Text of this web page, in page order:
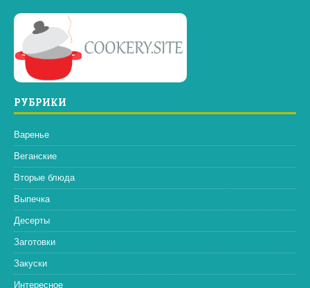
РУБРИКИ
Варенье
Веганские
Вторые блюда
Выпечка
Десерты
Заготовки
Закуски
Интересное